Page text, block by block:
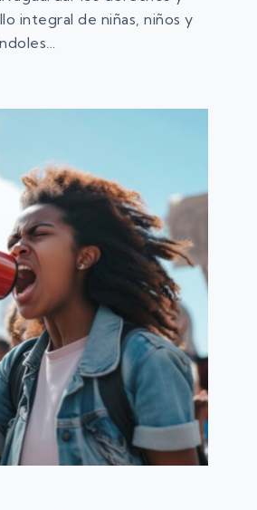
integral de niñas, niños y